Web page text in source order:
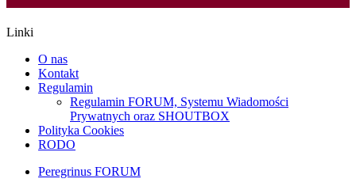
Linki
O nas
Kontakt
Regulamin
Regulamin FORUM, Systemu Wiadomości
Prywatnych oraz SHOUTBOX
Polityka Cookies
RODO
Peregrinus FORUM